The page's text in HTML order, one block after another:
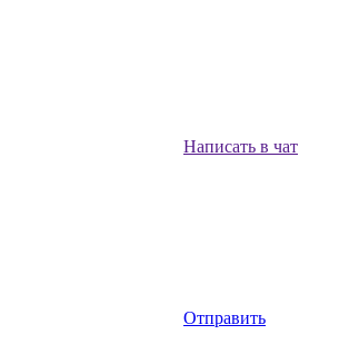
Написать в чат
Отправить